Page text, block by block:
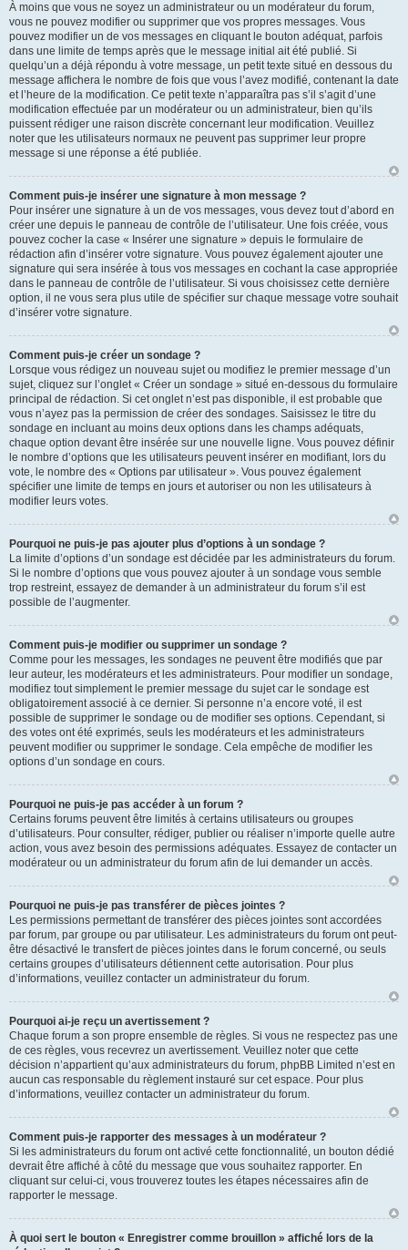
À moins que vous ne soyez un administrateur ou un modérateur du forum,
vous ne pouvez modifier ou supprimer que vos propres messages. Vous
pouvez modifier un de vos messages en cliquant le bouton adéquat, parfois
dans une limite de temps après que le message initial ait été publié. Si
quelqu’un a déjà répondu à votre message, un petit texte situé en dessous du
message affichera le nombre de fois que vous l’avez modifié, contenant la date
et l’heure de la modification. Ce petit texte n’apparaîtra pas s’il s’agit d’une
modification effectuée par un modérateur ou un administrateur, bien qu’ils
puissent rédiger une raison discrète concernant leur modification. Veuillez
noter que les utilisateurs normaux ne peuvent pas supprimer leur propre
message si une réponse a été publiée.
Comment puis-je insérer une signature à mon message ?
Pour insérer une signature à un de vos messages, vous devez tout d’abord en
créer une depuis le panneau de contrôle de l’utilisateur. Une fois créée, vous
pouvez cocher la case « Insérer une signature » depuis le formulaire de
rédaction afin d’insérer votre signature. Vous pouvez également ajouter une
signature qui sera insérée à tous vos messages en cochant la case appropriée
dans le panneau de contrôle de l’utilisateur. Si vous choisissez cette dernière
option, il ne vous sera plus utile de spécifier sur chaque message votre souhait
d’insérer votre signature.
Comment puis-je créer un sondage ?
Lorsque vous rédigez un nouveau sujet ou modifiez le premier message d’un
sujet, cliquez sur l’onglet « Créer un sondage » situé en-dessous du formulaire
principal de rédaction. Si cet onglet n’est pas disponible, il est probable que
vous n’ayez pas la permission de créer des sondages. Saisissez le titre du
sondage en incluant au moins deux options dans les champs adéquats,
chaque option devant être insérée sur une nouvelle ligne. Vous pouvez définir
le nombre d’options que les utilisateurs peuvent insérer en modifiant, lors du
vote, le nombre des « Options par utilisateur ». Vous pouvez également
spécifier une limite de temps en jours et autoriser ou non les utilisateurs à
modifier leurs votes.
Pourquoi ne puis-je pas ajouter plus d’options à un sondage ?
La limite d’options d’un sondage est décidée par les administrateurs du forum.
Si le nombre d’options que vous pouvez ajouter à un sondage vous semble
trop restreint, essayez de demander à un administrateur du forum s’il est
possible de l’augmenter.
Comment puis-je modifier ou supprimer un sondage ?
Comme pour les messages, les sondages ne peuvent être modifiés que par
leur auteur, les modérateurs et les administrateurs. Pour modifier un sondage,
modifiez tout simplement le premier message du sujet car le sondage est
obligatoirement associé à ce dernier. Si personne n’a encore voté, il est
possible de supprimer le sondage ou de modifier ses options. Cependant, si
des votes ont été exprimés, seuls les modérateurs et les administrateurs
peuvent modifier ou supprimer le sondage. Cela empêche de modifier les
options d’un sondage en cours.
Pourquoi ne puis-je pas accéder à un forum ?
Certains forums peuvent être limités à certains utilisateurs ou groupes
d’utilisateurs. Pour consulter, rédiger, publier ou réaliser n’importe quelle autre
action, vous avez besoin des permissions adéquates. Essayez de contacter un
modérateur ou un administrateur du forum afin de lui demander un accès.
Pourquoi ne puis-je pas transférer de pièces jointes ?
Les permissions permettant de transférer des pièces jointes sont accordées
par forum, par groupe ou par utilisateur. Les administrateurs du forum ont peut-
être désactivé le transfert de pièces jointes dans le forum concerné, ou seuls
certains groupes d’utilisateurs détiennent cette autorisation. Pour plus
d’informations, veuillez contacter un administrateur du forum.
Pourquoi ai-je reçu un avertissement ?
Chaque forum a son propre ensemble de règles. Si vous ne respectez pas une
de ces règles, vous recevrez un avertissement. Veuillez noter que cette
décision n’appartient qu’aux administrateurs du forum, phpBB Limited n’est en
aucun cas responsable du règlement instauré sur cet espace. Pour plus
d’informations, veuillez contacter un administrateur du forum.
Comment puis-je rapporter des messages à un modérateur ?
Si les administrateurs du forum ont activé cette fonctionnalité, un bouton dédié
devrait être affiché à côté du message que vous souhaitez rapporter. En
cliquant sur celui-ci, vous trouverez toutes les étapes nécessaires afin de
rapporter le message.
À quoi sert le bouton « Enregistrer comme brouillon » affiché lors de la